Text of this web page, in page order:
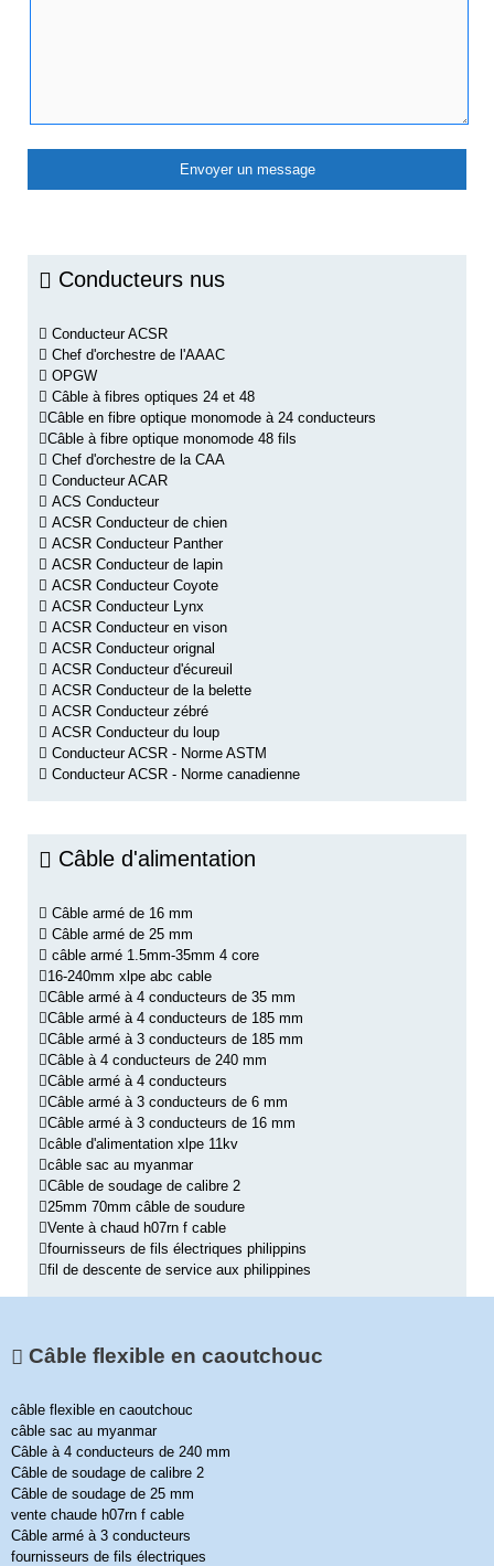
Conducteurs nus
Conducteur ACSR
Chef d'orchestre de l'AAAC
OPGW
Câble à fibres optiques 24 et 48
Câble en fibre optique monomode à 24 conducteurs
Câble à fibre optique monomode 48 fils
Chef d'orchestre de la CAA
Conducteur ACAR
ACS Conducteur
ACSR Conducteur de chien
ACSR Conducteur Panther
ACSR Conducteur de lapin
ACSR Conducteur Coyote
ACSR Conducteur Lynx
ACSR Conducteur en vison
ACSR Conducteur orignal
ACSR Conducteur d'écureuil
ACSR Conducteur de la belette
ACSR Conducteur zébré
ACSR Conducteur du loup
Conducteur ACSR - Norme ASTM
Conducteur ACSR - Norme canadienne
Câble d'alimentation
Câble armé de 16 mm
Câble armé de 25 mm
câble armé 1.5mm-35mm 4 core
16-240mm xlpe abc cable
Câble armé à 4 conducteurs de 35 mm
Câble armé à 4 conducteurs de 185 mm
Câble armé à 3 conducteurs de 185 mm
Câble à 4 conducteurs de 240 mm
Câble armé à 4 conducteurs
Câble armé à 3 conducteurs de 6 mm
Câble armé à 3 conducteurs de 16 mm
câble d'alimentation xlpe 11kv
câble sac au myanmar
Câble de soudage de calibre 2
25mm 70mm câble de soudure
Vente à chaud h07rn f cable
fournisseurs de fils électriques philippins
fil de descente de service aux philippines
Câble flexible en caoutchouc
câble flexible en caoutchouc
câble sac au myanmar
Câble à 4 conducteurs de 240 mm
Câble de soudage de calibre 2
Câble de soudage de 25 mm
vente chaude h07rn f cable
Câble armé à 3 conducteurs
fournisseurs de fils électriques